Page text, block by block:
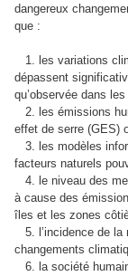
dangereux
que :
1. les variations
dépassent
qu’observée dans
2. les émissions
effet de serre (GES)
3. les modèles
facteurs naturels
4. le niveau des
à cause des
îles et les zones
5. l’incidence de la
changements
6. la société